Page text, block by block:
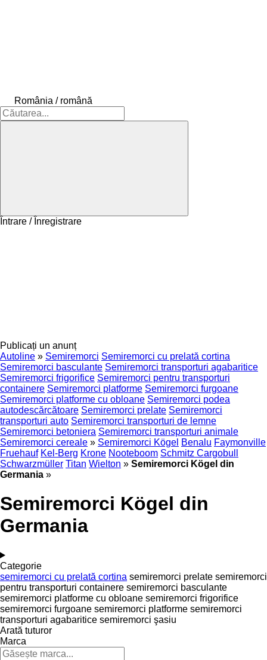
România / română
Întrare / Înregistrare
Publicați un anunț
Autoline » Semiremorci Semiremorci cu prelată cortina
Semiremorci basculante Semiremorci transporturi agabaritice
Semiremorci frigorifice Semiremorci pentru transporturi
containere Semiremorci platforme Semiremorci furgoane
Semiremorci platforme cu obloane Semiremorci podea
autodescărcătoare Semiremorci prelate Semiremorci
transporturi auto Semiremorci transporturi de lemne
Semiremorci betoniera Semiremorci transporturi animale
Semiremorci cereale » Semiremorci Kögel Benalu Faymonville
Fruehauf Kel-Berg Krone Nooteboom Schmitz Cargobull
Schwarzmüller Titan Wielton » Semiremorci Kögel din
Germania »
Semiremorci Kögel din
Germania
Categorie
semiremorci cu prelată cortina semiremorci prelate semiremorci
pentru transporturi containere semiremorci basculante
semiremorci platforme cu obloane semiremorci frigorifice
semiremorci furgoane semiremorci platforme semiremorci
transporturi agabaritice semiremorci şasiu
Arată tuturor
Marca